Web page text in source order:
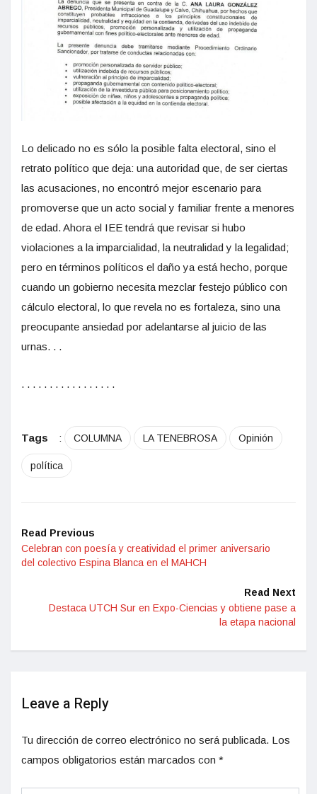
Lo delicado no es sólo la posible falta electoral, sino el
retrato político que deja: una autoridad que, de ser ciertas
las acusaciones, no encontró mejor escenario para
promoverse que un acto social y familiar frente a menores
de edad. Ahora el IEE tendrá que revisar si hubo
violaciones a la imparcialidad, la neutralidad y la legalidad;
pero en términos políticos el daño ya está hecho, porque
cuando un gobierno necesita mezclar festejo público con
cálculo electoral, lo que revela no es fortaleza, sino una
preocupante ansiedad por adelantarse al juicio de las
urnas. . .
. . . . . . . . . . . . . . . . .
Tags : COLUMNA LA TENEBROSA Opinión
política
Read Previous
Celebran con poesía y creatividad el primer aniversario
del colectivo Espina Blanca en el MAHCH
Read Next
Destaca UTCH Sur en Expo-Ciencias y obtiene pase a
la etapa nacional
Leave a Reply
Tu dirección de correo electrónico no será publicada. Los
campos obligatorios están marcados con *